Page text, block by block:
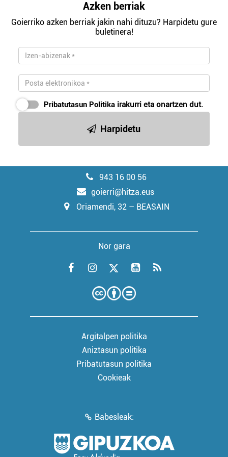
Azken berriak
Goierriko azken berriak jakin nahi dituzu? Harpidetu gure
buletinera!
Pribatutasun Politika irakurri eta onartzen dut.
Harpidetu
943 16 00 56
goierri@hitza.eus
Oriamendi, 32 – BEASAIN
Nor gara
Argitalpen politika
Aniztasun politika
Pribatutasun politika
Cookieak
Babesleak: